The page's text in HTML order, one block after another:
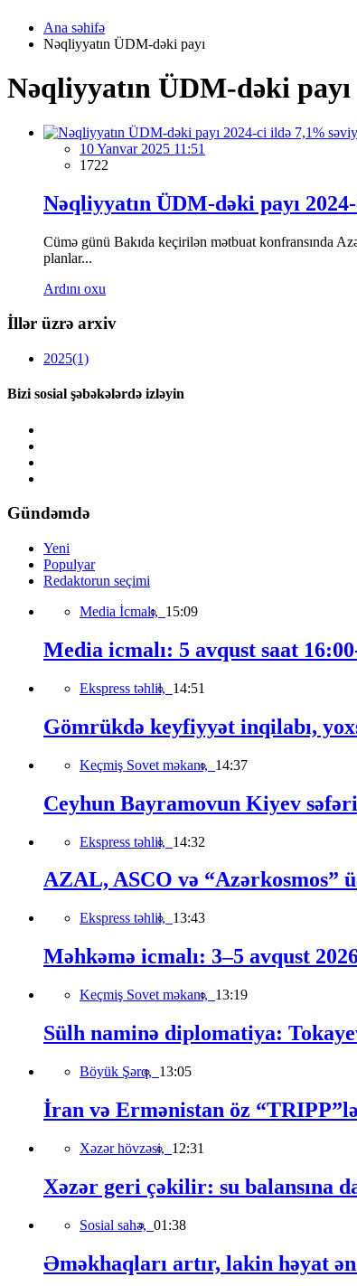
Ana səhifə
Nəqliyyatın ÜDM-dəki payı
Nəqliyyatın ÜDM-dəki payı
10 Yanvar 2025 11:51
1722
Nəqliyyatın ÜDM-dəki payı
Cümə günü Bakıda keçirilən mətbuat konfransında
planlar...
Ardını oxu
İllər üzrə arxiv
2025(1)
Bizi sosial şəbəkələrdə izləyin
Gündəmdə
Yeni
Populyar
Redaktorun seçimi
Media İcmalı, 15:09
Media icmalı: 5 avqust saat
Ekspress təhlil, 14:51
Gömrükdə keyfiyyət inqilabı,
Keçmiş Sovet məkanı, 14:37
Ceyhun Bayramovun Kiyev
Ekspress təhlil, 14:32
AZAL, ASCO və “Azərkosmos”
Ekspress təhlil, 13:43
Məhkəmə icmalı: 3–5 avqust
Keçmiş Sovet məkanı, 13:19
Sülh naminə diplomatiya:
Böyük Şərq, 13:05
İran və Ermənistan öz
Xəzər hövzəsi, 12:31
Xəzər geri çəkilir: su balansına
Sosial sahə, 01:38
Əməkhaqları artır, lakin həyat